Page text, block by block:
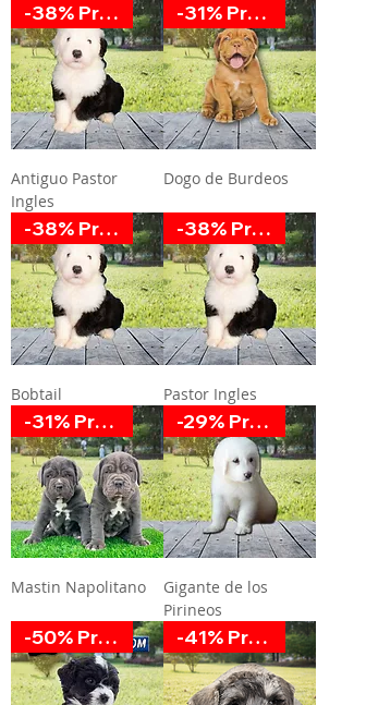
-38% Promoción
Antiguo Pastor
Ingles
-31% Promoción
Dogo de Burdeos
-38% Promoción
Bobtail
-38% Promoción
Pastor Ingles
-31% Promoción
Mastin Napolitano
-29% Promoción
Gigante de los
Pirineos
-50% Promoción -41% Promoción